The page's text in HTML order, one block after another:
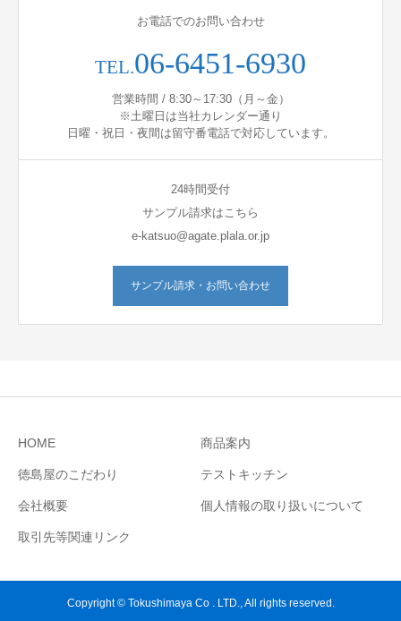
お電話でのお問い合わせ
TEL.06-6451-6930
営業時間 / 8:30～17:30（月～金）
※土曜日は当社カレンダー通り
日曜・祝日・夜間は留守番電話で対応しています。
24時間受付
サンプル請求はこちら
e-katsuo@agate.plala.or.jp
サンプル請求・お問い合わせ
HOME 商品案内
徳島屋のこだわり テストキッチン
会社概要 個人情報の取り扱いについて
取引先等関連リンク
Copyright © Tokushimaya Co . LTD., All rights reserved.